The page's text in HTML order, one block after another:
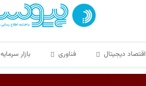
اقتصاد دیجیتال فناوری بازار سرمایه